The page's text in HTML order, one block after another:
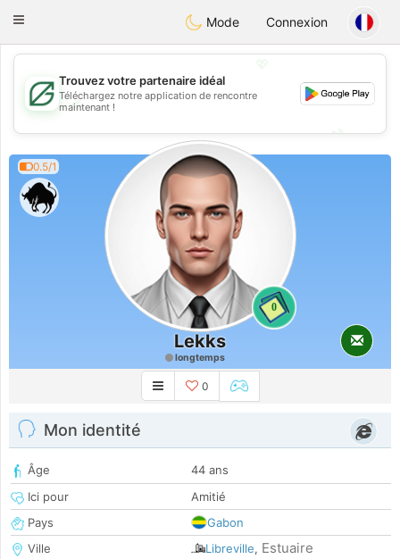
Gulf Dating
Toggle
Mode Connexion
💖
💕
💕
Trouvez votre partenaire idéal
Téléchargez notre application de rencontre
maintenant !
0.5/1
0
Lekks
longtemps
0
Mon identité
Âge
44 ans
Ici pour
Amitié
Pays
Gabon
Ville
Libreville, Estuaire